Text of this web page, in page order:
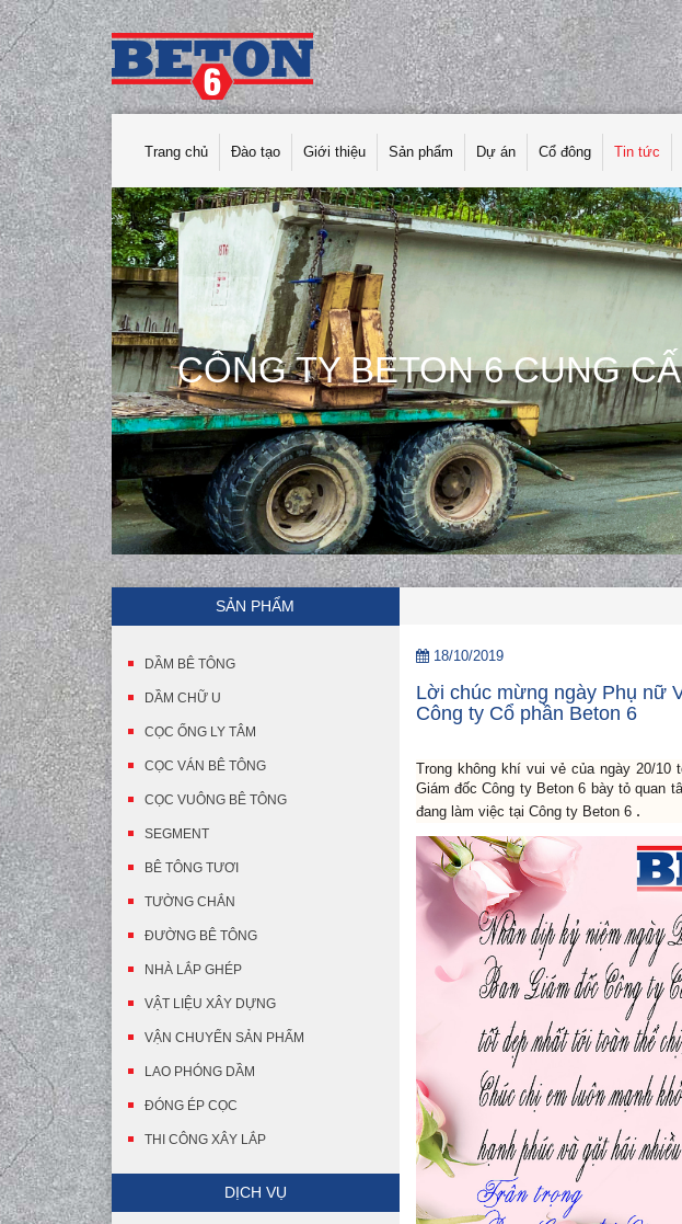
Trang chủ Đào tạo Giới thiệu Sản phẩm Dự án Cổ đông Tin tức
CÔNG TY BETON 6 CUNG
SẢN PHẨM
DẦM BÊ TÔNG
DẦM CHỮ U
CỌC ỐNG LY TÂM
CỌC VÁN BÊ TÔNG
CỌC VUÔNG BÊ TÔNG
SEGMENT
BÊ TÔNG TƯƠI
TƯỜNG CHẮN
ĐƯỜNG BÊ TÔNG
NHÀ LẮP GHÉP
VẬT LIỆU XÂY DỰNG
VẬN CHUYỂN SẢN PHẨM
LAO PHÓNG DẦM
ĐÓNG ÉP CỌC
THI CÔNG XÂY LẮP
DỊCH VỤ
18/10/2019
Lời chúc mừng ngày Phụ nữ
Công ty Cổ phần Beton 6
Trong không khí vui vẻ của ngày 20/
Giám đốc Công ty Beton 6 bày tỏ quan
đang làm việc tại Công ty Beton 6 ​.